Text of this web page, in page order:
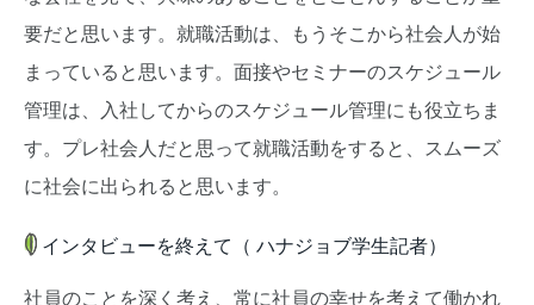
要だと思います。就職活動は、もうそこから社会人が始
まっていると思います。面接やセミナーのスケジュール
管理は、入社してからのスケジュール管理にも役立ちま
す。プレ社会人だと思って就職活動をすると、スムーズ
に社会に出られると思います。
インタビューを終えて（ ハナジョブ学生記者）
社員のことを深く考え、常に社員の幸せを考えて働かれ